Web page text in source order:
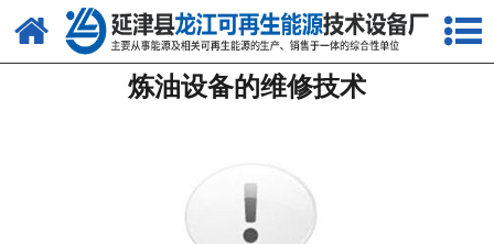
网站首页
关于我们
炼油设备的维修技术